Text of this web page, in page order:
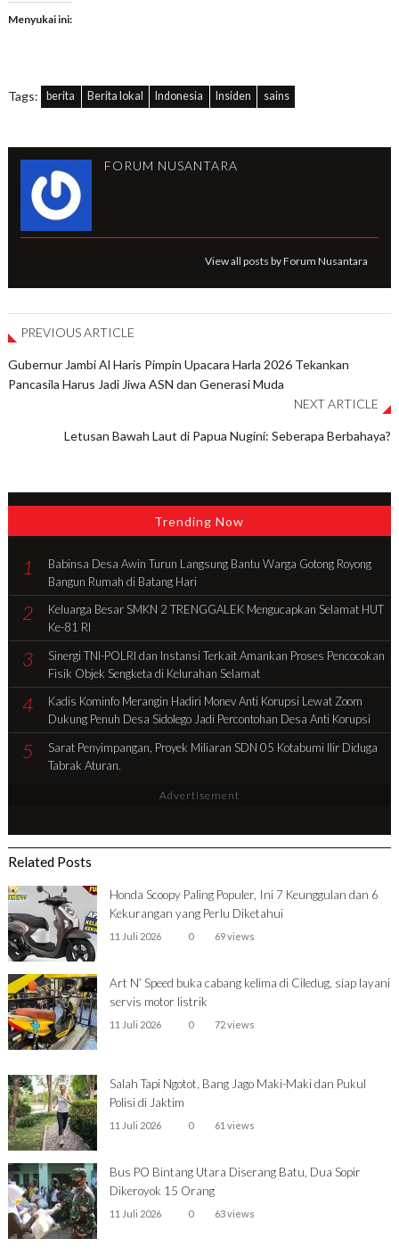
Menyukai ini:
Tags: berita Berita lokal Indonesia Insiden sains
FORUM NUSANTARA
View all posts by Forum Nusantara
PREVIOUS ARTICLE
Gubernur Jambi Al Haris Pimpin Upacara Harla 2026 Tekankan
Pancasila Harus Jadi Jiwa ASN dan Generasi Muda
NEXT ARTICLE
Letusan Bawah Laut di Papua Nugini: Seberapa Berbahaya?
Trending Now
1
Babinsa Desa Awin Turun Langsung Bantu Warga Gotong Royong
Bangun Rumah di Batang Hari
2
Keluarga Besar SMKN 2 TRENGGALEK Mengucapkan Selamat HUT
Ke-81 RI
3
Sinergi TNI-POLRI dan Instansi Terkait Amankan Proses Pencocokan
Fisik Objek Sengketa di Kelurahan Selamat
4
Kadis Kominfo Merangin Hadiri Monev Anti Korupsi Lewat Zoom
Dukung Penuh Desa Sidolego Jadi Percontohan Desa Anti Korupsi
5
Sarat Penyimpangan, Proyek Miliaran SDN 05 Kotabumi Ilir Diduga
Tabrak Aturan.
Advertisement
Related Posts
Honda Scoopy Paling Populer, Ini 7 Keunggulan dan 6
Kekurangan yang Perlu Diketahui
11 Juli 2026 0 69 views
Art N’ Speed buka cabang kelima di Ciledug, siap layani
servis motor listrik
11 Juli 2026 0 72 views
Salah Tapi Ngotot, Bang Jago Maki-Maki dan Pukul
Polisi di Jaktim
11 Juli 2026 0 61 views
Bus PO Bintang Utara Diserang Batu, Dua Sopir
Dikeroyok 15 Orang
11 Juli 2026 0 63 views